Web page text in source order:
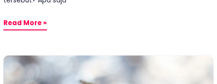
Read More »
Memberikan